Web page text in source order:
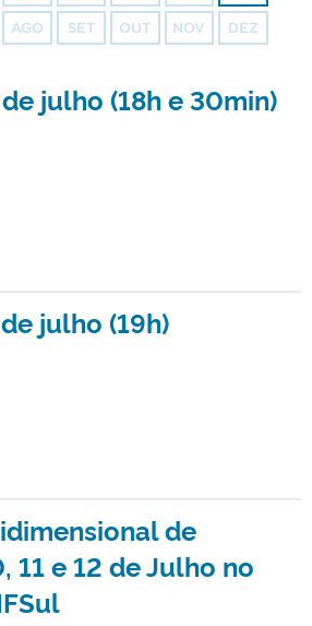
AGO SET OUT NOV DEZ
julho (18h e 30min)
julho (19h)
de
11 e 12 de Julho no